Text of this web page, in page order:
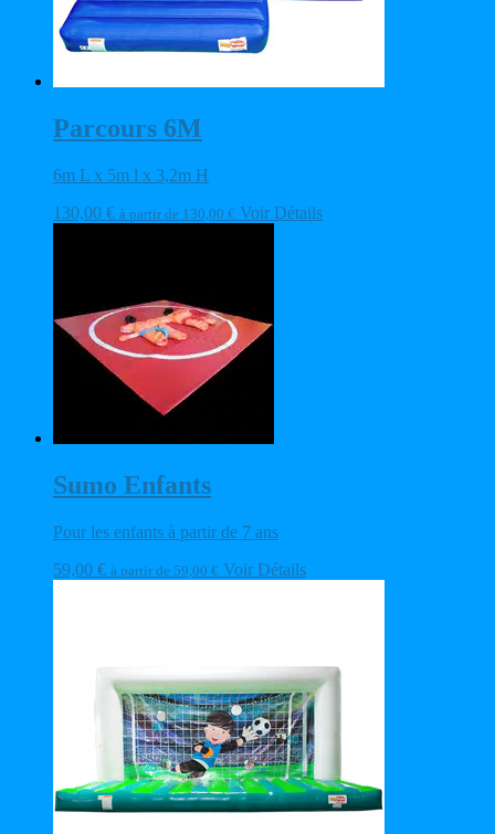
Parcours 6M
6m L x 5m l x 3,2m H
130,00 € à partir de 130,00 € Voir Détails
Sumo Enfants
Pour les enfants à partir de 7 ans
59,00 € à partir de 59,00 € Voir Détails